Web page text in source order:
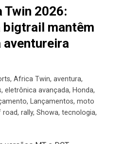
Twin 2026:
bigtrail mantêm
aventureira
, Africa Twin, aventura,
, eletrônica avançada, Honda,
, Lançamentos, moto
, rally, Showa, tecnologia,